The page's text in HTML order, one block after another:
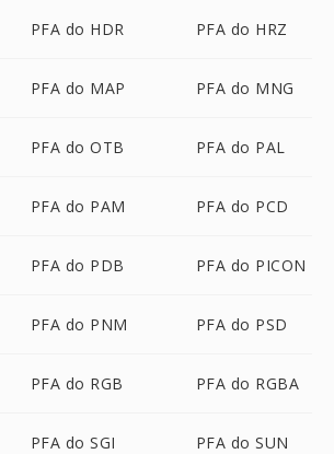
PFA do HDR PFA do HRZ
PFA do MAP PFA do MNG
PFA do OTB PFA do PAL
PFA do PAM PFA do PCD
PFA do PDB PFA do PICON
PFA do PNM PFA do PSD
PFA do RGB PFA do RGBA
PFA do SGI PFA do SUN